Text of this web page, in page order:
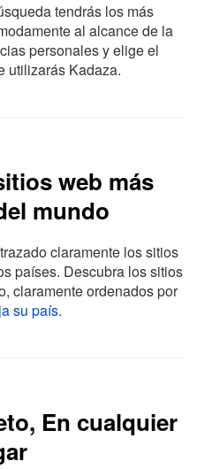
tendrás los más
al alcance de la
personales y elige el
utilizarás Kadaza.
web más
mundo
claramente los sitios
países. Descubra los sitios
claramente ordenados por
su país.
En cualquier